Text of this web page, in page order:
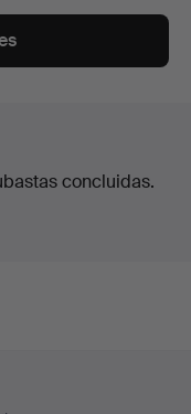
concluidas.